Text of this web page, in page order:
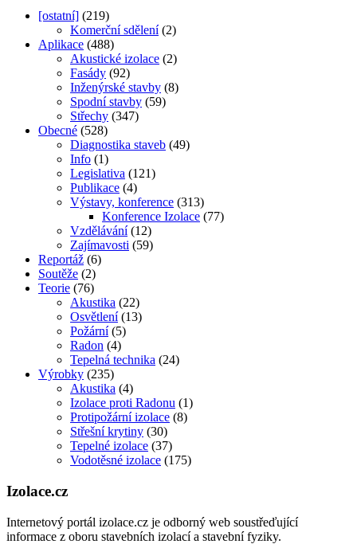
[ostatní] (219)
Komerční sdělení (2)
Aplikace (488)
Akustické izolace (2)
Fasády (92)
Inženýrské stavby (8)
Spodní stavby (59)
Střechy (347)
Obecné (528)
Diagnostika staveb (49)
Info (1)
Legislativa (121)
Publikace (4)
Výstavy, konference (313)
Konference Izolace (77)
Vzdělávání (12)
Zajímavosti (59)
Reportáž (6)
Soutěže (2)
Teorie (76)
Akustika (22)
Osvětlení (13)
Požární (5)
Radon (4)
Tepelná technika (24)
Výrobky (235)
Akustika (4)
Izolace proti Radonu (1)
Protipožární izolace (8)
Střešní krytiny (30)
Tepelné izolace (37)
Vodotěsné izolace (175)
Izolace.cz
Internetový portál izolace.cz je odborný web soustřeďující
informace z oboru stavebních izolací a stavební fyziky.